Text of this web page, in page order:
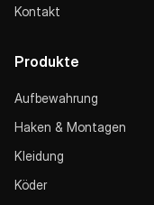
Kontakt
Produkte
Aufbewahrung
Haken & Montagen
Kleidung
Köder